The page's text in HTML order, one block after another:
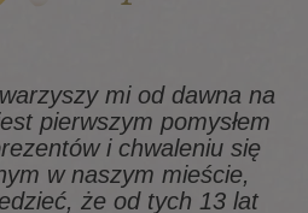
mi od dawna na
pierwszym pomysłem
i chwaleniu się
w naszym mieście,
że od tych 13 lat